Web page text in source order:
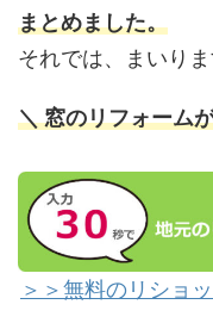
まとめました。
それでは、まいりま
＼ 窓のリフォーム
＞＞無料のリショ